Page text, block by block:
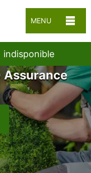
MENU
indisponible